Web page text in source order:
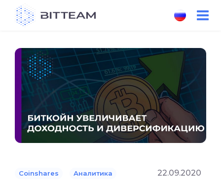
content
Coinshares Аналитика 22.09.2020